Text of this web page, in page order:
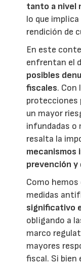
tanto a nivel
lo que
rendición de
En este
enfrentan el
posibles
fiscales. Con
protecciones
un mayor
infundadas o
resalta la
mecanismos
prevención
Como
medidas
significativo
obligando a
marco
mayores
fiscal. Si